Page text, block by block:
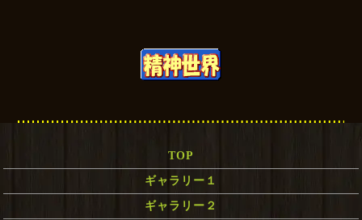
TOP
ギャラリー１
ギャラリー２